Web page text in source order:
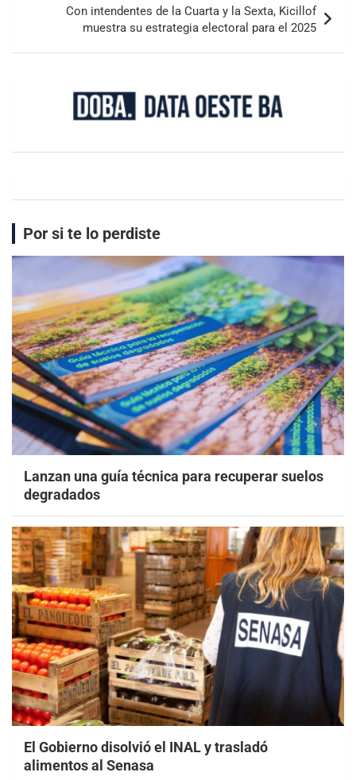
Con intendentes de la Cuarta y la Sexta, Kicillof
muestra su estrategia electoral para el 2025
Por si te lo perdiste
Lanzan una guía técnica para recuperar suelos
degradados
El Gobierno disolvió el INAL y trasladó
alimentos al Senasa